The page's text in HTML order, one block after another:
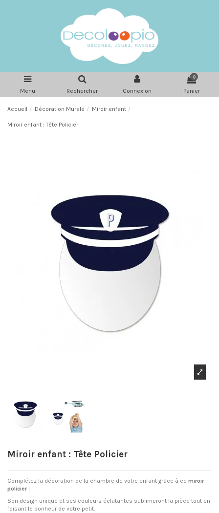
Menu Rechercher Connexion
0
Panier
Accueil Décoration Murale Miroir enfant
Miroir enfant : Tête Policier
Miroir enfant : Tête Policier
Complétez la décoration de la chambre de votre enfant grâce à ce miroir
policier!
Son design unique et ses couleurs éclatantes sublimeront la pièce tout en
faisant le bonheur de votre petit.